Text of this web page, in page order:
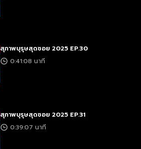
สุภาพบุรุษสุดซอย 2025 EP.30
0:41:08 นาที
สุภาพบุรุษสุดซอย 2025 EP.31
0:39:07 นาที